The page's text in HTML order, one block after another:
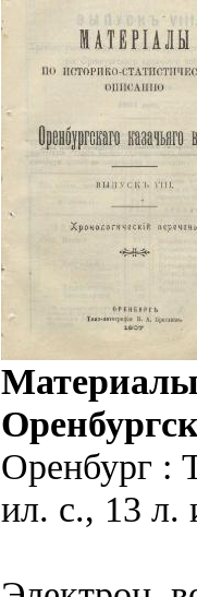
Материалы
Оренбург :
ил. с., 13 л.